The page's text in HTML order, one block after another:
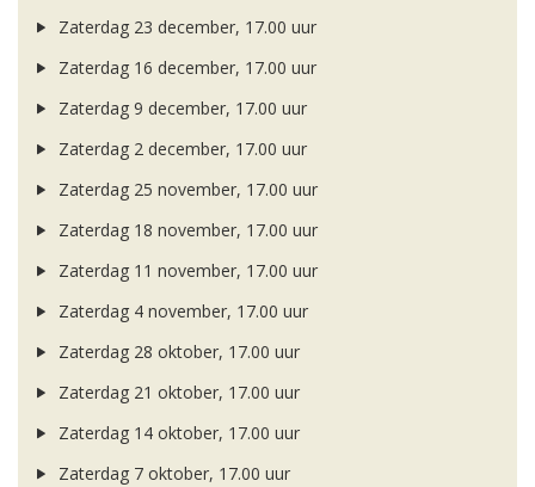
Zaterdag 23 december, 17.00 uur
Zaterdag 16 december, 17.00 uur
Zaterdag 9 december, 17.00 uur
Zaterdag 2 december, 17.00 uur
Zaterdag 25 november, 17.00 uur
Zaterdag 18 november, 17.00 uur
Zaterdag 11 november, 17.00 uur
Zaterdag 4 november, 17.00 uur
Zaterdag 28 oktober, 17.00 uur
Zaterdag 21 oktober, 17.00 uur
Zaterdag 14 oktober, 17.00 uur
Zaterdag 7 oktober, 17.00 uur